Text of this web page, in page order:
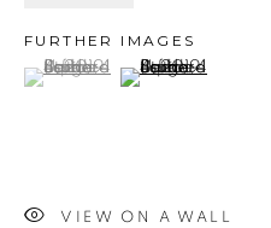
+55 11 9 3403 6924
FURTHER IMAGES
(View a larger image of
, currently selected.
, currently selected.
, currently selected.
(View a larger
VIEW ON A WALL